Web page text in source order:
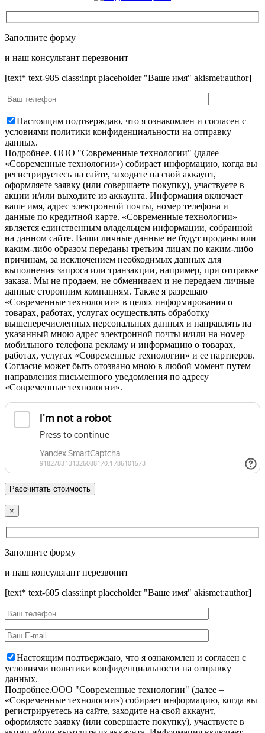
Заполните форму
и наш консультант перезвонит
[text* text-985 class:inpt placeholder "Ваше имя" akismet:author]
Настоящим подтверждаю, что я ознакомлен и согласен с
условиями политики конфиденциальности на отправку
данных.
Подробнее. OOO "Современные технологии" (далее –
«Современные технологии») собирает информацию, когда вы
регистрируетесь на сайте, заходите на свой аккаунт,
оформляете заявку (или совершаете покупку), участвуете в
акции и/или выходите из аккаунта. Информация включает
ваше имя, адрес электронной почты, номер телефона и
данные по кредитной карте. «Современные технологии»
является единственным владельцем информации, собранной
на данном сайте. Ваши личные данные не будут проданы или
каким-либо образом переданы третьим лицам по каким-либо
причинам, за исключением необходимых данных для
выполнения запроса или транзакции, например, при отправке
заказа. Мы не продаем, не обмениваем и не передаем личные
данные сторонним компаниям. Также я разрешаю
«Современные технологии» в целях информирования о
товарах, работах, услугах осуществлять обработку
вышеперечисленных персональных данных и направлять на
указанный мною адрес электронной почты и/или на номер
мобильного телефона рекламу и информацию о товарах,
работах, услугах «Современные технологии» и ее партнеров.
Согласие может быть отозвано мною в любой момент путем
направления письменного уведомления по адресу
«Современные технологии».
×
Заполните форму
и наш консультант перезвонит
[text* text-605 class:inpt placeholder "Ваше имя" akismet:author]
Настоящим подтверждаю, что я ознакомлен и согласен с
условиями политики конфиденциальности на отправку
данных.
Подробнее.OOO "Современные технологии" (далее –
«Современные технологии») собирает информацию, когда вы
регистрируетесь на сайте, заходите на свой аккаунт,
оформляете заявку (или совершаете покупку), участвуете в